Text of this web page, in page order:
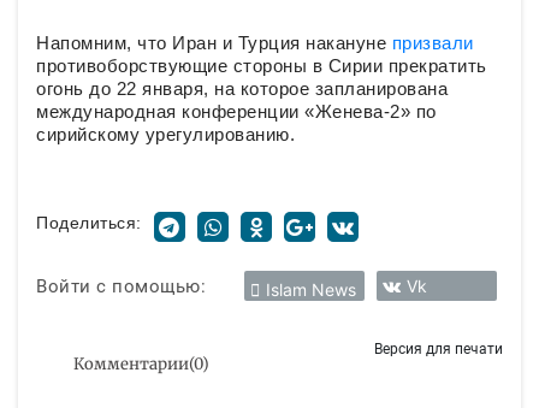
Напомним, что Иран и Турция накануне призвали
противоборствующие стороны в Сирии прекратить
огонь до 22 января, на которое запланирована
международная конференции «Женева-2» по
сирийскому урегулированию.
Поделиться:
Войти с помощью: Islam News Vk
Комментарии(0)
Версия для печати